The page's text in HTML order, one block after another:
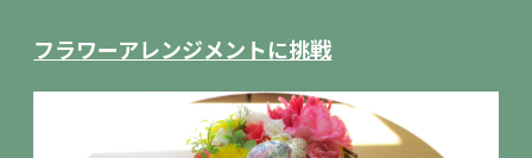
フラワーアレンジメントに挑戦